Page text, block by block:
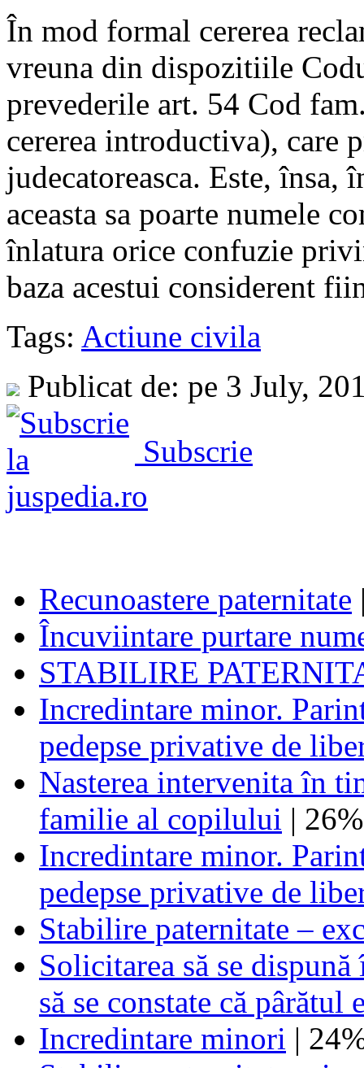
În mod formal cererea
vreuna din dispozitiile
prevederile art. 54 Cod
cererea introductiva), care
judecatoreasca. Este,
aceasta sa poarte numele
înlatura orice confuzie
baza acestui considerent
Tags: Actiune civila
Publicat de: pe 3 July,
Subscrie
Recunoastere paternitate
Încuviintare purtare
STABILIRE
Incredintare minor.
pedepse privative de
Nasterea intervenita în
familie al copilului | 26%
Incredintare minor.
pedepse privative de
Stabilire paternitate –
Solicitarea să se
să se constate că pârătul
Incredintare minori |